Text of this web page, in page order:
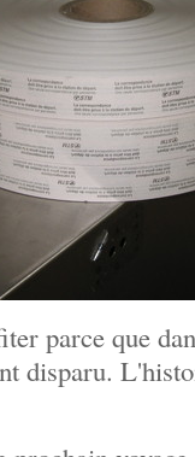
parce que
disparu.